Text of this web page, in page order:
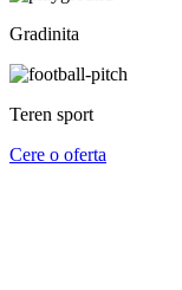
Gradinita
Teren sport
Cere o oferta